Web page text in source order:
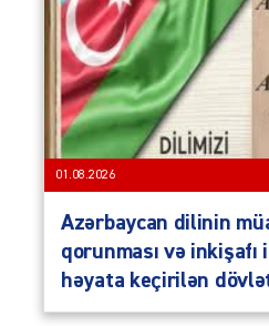
01.08.2026
Azərbaycan dilinin
qorunması və
həyata keçirilən